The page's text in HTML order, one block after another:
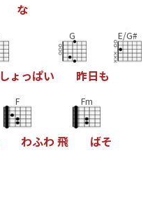
な
しょ っぱい
G
昨日も
E/G#
F
わふわ飛
Fm
ばそ